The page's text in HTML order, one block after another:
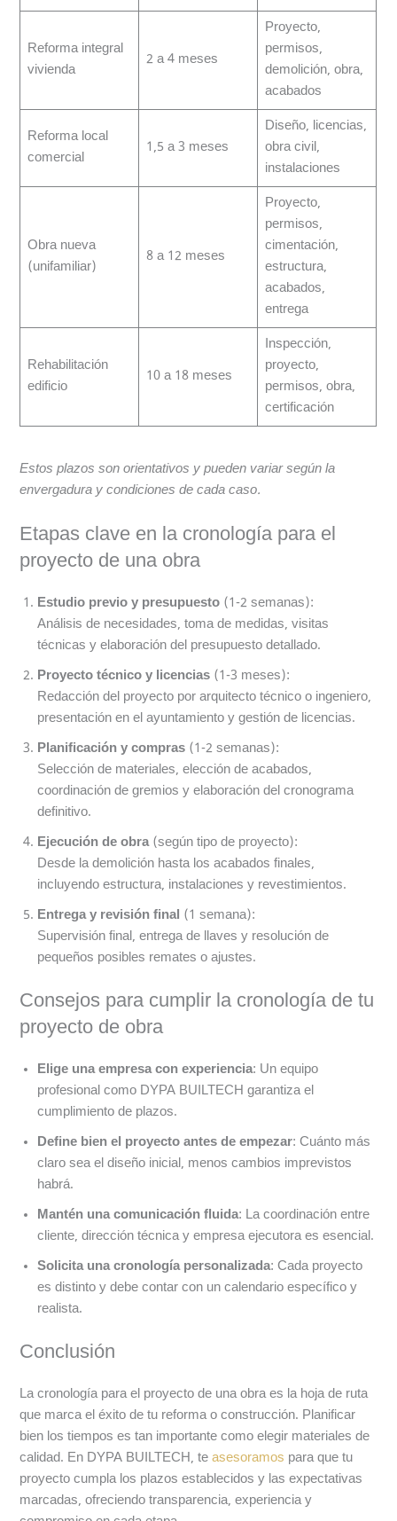
Reforma integral
vivienda
2 a 4 meses
Proyecto,
permisos,
demolición, obra,
acabados
Reforma local
comercial
1,5 a 3 meses
Diseño, licencias,
obra civil,
instalaciones
Obra nueva
(unifamiliar)
8 a 12 meses
Proyecto,
permisos,
cimentación,
estructura,
acabados,
entrega
Rehabilitación
edificio
10 a 18 meses
Inspección,
proyecto,
permisos, obra,
certificación
Estos plazos son orientativos y pueden variar según la
envergadura y condiciones de cada caso.
Etapas clave en la cronología para el
proyecto de una obra
Estudio previo y presupuesto (1-2 semanas):
Análisis de necesidades, toma de medidas, visitas
técnicas y elaboración del presupuesto detallado.
Proyecto técnico y licencias (1-3 meses):
Redacción del proyecto por arquitecto técnico o ingeniero,
presentación en el ayuntamiento y gestión de licencias.
Planificación y compras (1-2 semanas):
Selección de materiales, elección de acabados,
coordinación de gremios y elaboración del cronograma
definitivo.
Ejecución de obra(según tipo de proyecto):
Desde la demolición hasta los acabados finales,
incluyendo estructura, instalaciones y revestimientos.
Entrega y revisión final (1 semana):
Supervisión final, entrega de llaves y resolución de
pequeños posibles remates o ajustes.
Consejos para cumplir la cronología de tu
proyecto de obra
Elige una empresa con experiencia: Un equipo
profesional como DYPA BUILTECH garantiza el
cumplimiento de plazos.
Define bien el proyecto antes de empezar: Cuánto más
claro sea el diseño inicial, menos cambios imprevistos
habrá.
Mantén una comunicación fluida: La coordinación entre
cliente, dirección técnica y empresa ejecutora es esencial.
Solicita una cronología personalizada: Cada proyecto
es distinto y debe contar con un calendario específico y
realista.
Conclusión
La cronología para el proyecto de una obra es la hoja de ruta
que marca el éxito de tu reforma o construcción. Planificar
bien los tiempos es tan importante como elegir materiales de
calidad. En DYPA BUILTECH, teasesoramos para que tu
proyecto cumpla los plazos establecidos y las expectativas
marcadas, ofreciendo transparencia, experiencia y